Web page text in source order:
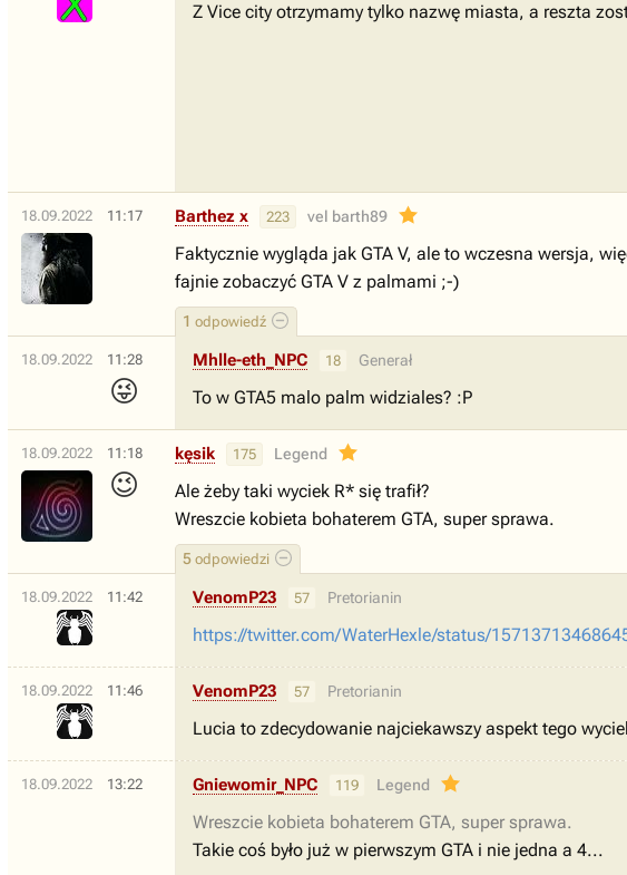
Z Vice city otrzymamy tylko nazwę miasta, a reszta
18.09.2022 11:17
1 odpowiedź
Barthez x 223 vel barth89
Faktycznie wygląda jak GTA V, ale to wczesna wersja,
fajnie zobaczyć GTA V z palmami ;-)
18.09.2022 11:28
😜
Mhlle-eth_NPC 18 Generał
To w GTA5 malo palm widziales? :P
18.09.2022 11:18
😉
5 odpowiedzi
kęsik 175 Legend
Ale żeby taki wyciek R* się trafił?
Wreszcie kobieta bohaterem GTA, super sprawa.
18.09.2022 11:42 VenomP23 57 Pretorianin
https://twitter.com/WaterHexle/status/
18.09.2022 11:46 VenomP23 57 Pretorianin
Lucia to zdecydowanie najciekawszy aspekt tego
18.09.2022 13:22 Gniewomir_NPC 119 Legend
Wreszcie kobieta bohaterem GTA, super sprawa.
Takie coś było już w pierwszym GTA i nie jedna a 4...